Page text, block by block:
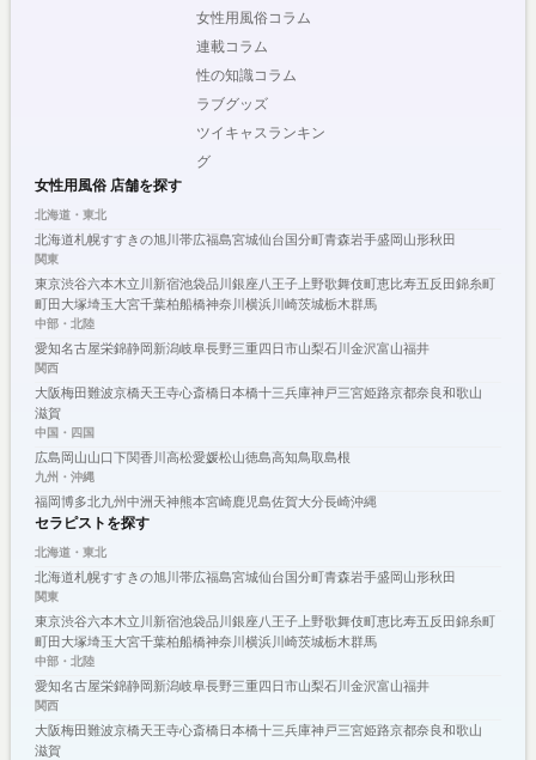
女性用風俗コラム
連載コラム
性の知識コラム
ラブグッズ
ツイキャスランキン
グ
女性用風俗 店舗を探す
北海道・東北
北海道札幌すすきの旭川帯広福島宮城仙台国分町青森岩手盛岡山形秋田
関東
東京渋谷六本木立川新宿池袋品川銀座 八王子 上野歌舞伎町恵比寿五反田錦糸町
町田大塚埼玉大宮千葉柏船橋神奈川横浜川崎茨城栃木群馬
中部・北陸
愛知名古屋栄錦静岡新潟岐阜長野三重四日市山梨石川金沢富山福井
関西
大阪梅田難波京橋天王寺心斎橋日本橋十三兵庫神戸三宮姫路京都奈良和歌山
滋賀
中国・四国
広島岡山山口下関香川高松愛媛松山徳島高知鳥取島根
九州・沖縄
福岡博多北九州中洲天神熊本宮崎鹿児島佐賀大分長崎沖縄
セラピストを探す
北海道・東北
北海道札幌すすきの旭川帯広福島宮城仙台国分町青森岩手盛岡山形秋田
関東
東京渋谷六本木立川新宿池袋品川銀座 八王子 上野歌舞伎町恵比寿五反田錦糸町
町田大塚埼玉大宮千葉柏船橋神奈川横浜川崎茨城栃木群馬
中部・北陸
愛知名古屋栄錦静岡新潟岐阜長野三重四日市山梨石川金沢富山福井
関西
大阪梅田難波京橋天王寺心斎橋日本橋十三兵庫神戸三宮姫路京都奈良和歌山
滋賀